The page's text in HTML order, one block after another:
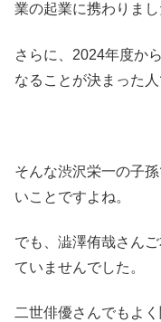
業の起業に携わりまし
さらに、2024年度か
なることが決まった人
そんな渋沢栄一の子
いことですよね。
でも、澁澤侑哉さん
ていませんでした。
二世俳優さんでもよ